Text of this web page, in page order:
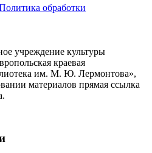
обработки
учреждение культуры
краевая
им. М. Ю. Лермонтова»,
материалов прямая ссылка